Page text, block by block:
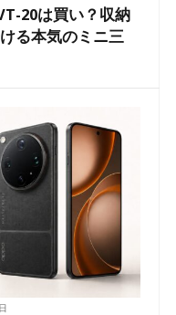
20は買い？収納
る本気のミニ三